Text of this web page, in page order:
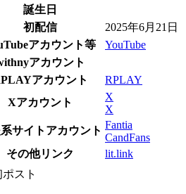
誕生日
初配信
2025年6月21日
アカウント等
YouTube
アカウント
アカウント
RPLAY
Xアカウント
X
X
サイトアカウント Fantia
CandFans
その他リンク
lit.link
スト